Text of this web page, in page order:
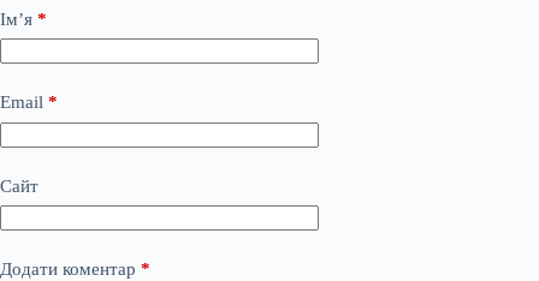
Ім’я *
Email *
Сайт
Додати коментар *